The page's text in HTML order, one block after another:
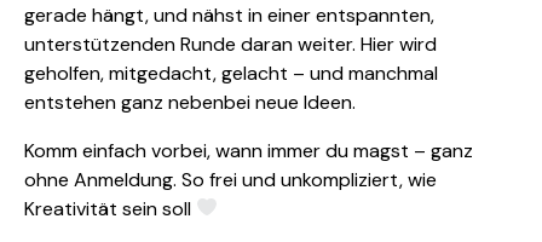
gerade hängt, und nähst in einer entspannten,
unterstützenden Runde daran weiter. Hier wird
geholfen, mitgedacht, gelacht – und manchmal
entstehen ganz nebenbei neue Ideen.
Komm einfach vorbei, wann immer du magst – ganz
ohne Anmeldung. So frei und unkompliziert, wie
Kreativität sein soll